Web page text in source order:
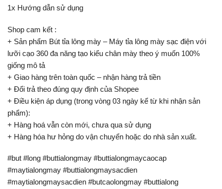
1x Hướng dẫn sử dụng
Shop cam kết :
+ Sản phẩm Bút tỉa lông mày – Máy tỉa lông mày sạc điện với
lưỡi cạo 360 đa năng tạo kiểu chân mày theo ý muốn 100%
giống mô tả
+ Giao hàng trên toàn quốc – nhận hàng trả tiền
+ Đổi trả theo đúng quy định của Shopee
+ Điều kiện áp dụng (trong vòng 03 ngày kể từ khi nhận sản
phẩm):
+ Hàng hoá vẫn còn mới, chưa qua sử dụng
+ Hàng hóa hư hỏng do vận chuyển hoặc do nhà sản xuất.
#but #long #buttialongmay #buttialongmaycaocap
#maytialongmay #buttialongmaysacdien
#maytialongmaysacdien #butcaolongmay #buttialong